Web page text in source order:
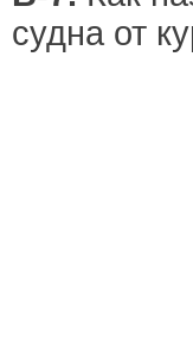
судна от